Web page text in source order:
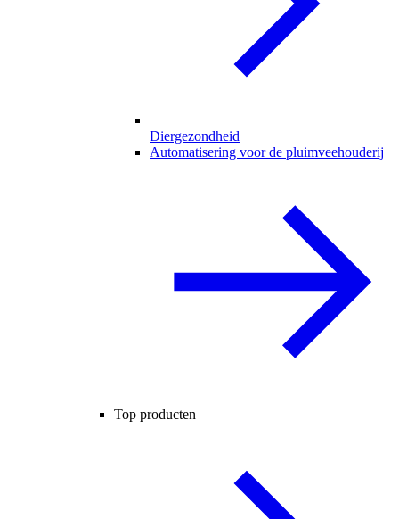
Diergezondheid
Automatisering voor de pluimveehouderij
Top producten